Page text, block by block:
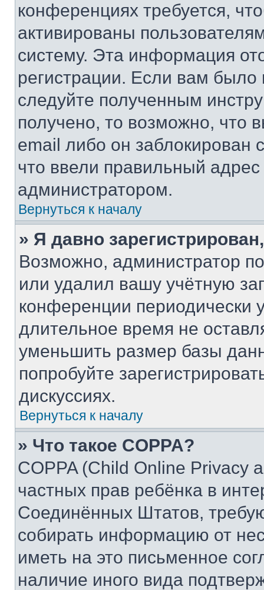
конференциях требуется,
активированы
систему. Эта информация
регистрации. Если вам
следуйте полученным
получено, то возможно, что
email либо он
что ввели правильный адрес
администратором.
Вернуться к началу
» Я давно
Возможно, администратор
или удалил вашу учётную
конференции периодически
длительное время не
уменьшить размер базы
попробуйте
дискуссиях.
Вернуться к началу
» Что такое COPPA?
COPPA (Child Online Privacy
частных прав ребёнка в
Соединённых Штатов,
собирать информацию от
иметь на это письменное
наличие иного вида